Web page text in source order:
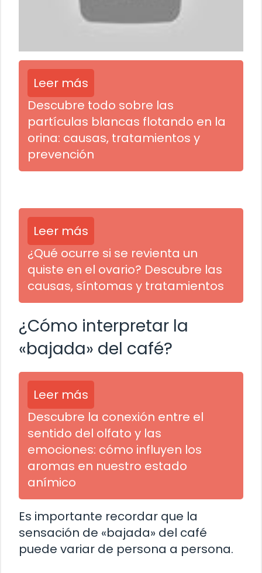
Leer más
Descubre todo sobre las
partículas blancas flotando en la
orina: causas, tratamientos y
prevención
Leer más
¿Qué ocurre si se revienta un
quiste en el ovario? Descubre las
causas, síntomas y tratamientos
¿Cómo interpretar la
«bajada» del café?
Leer más
Descubre la conexión entre el
sentido del olfato y las
emociones: cómo influyen los
aromas en nuestro estado
anímico
Es importante recordar que la
sensación de «bajada» del café
puede variar de persona a persona.